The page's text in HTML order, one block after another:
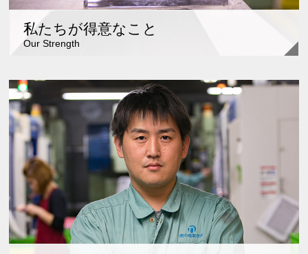
私たちが得意なこと
Our Strength